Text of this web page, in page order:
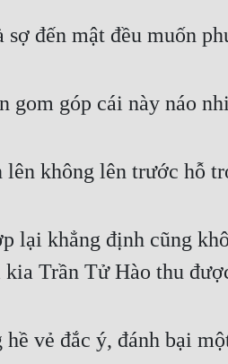
đến mật đều muốn
gom góp cái này náo
không lên trước hỗ
lại khẳng định cũng
Trần Tử Hào thu
vẻ đắc ý, đánh bại